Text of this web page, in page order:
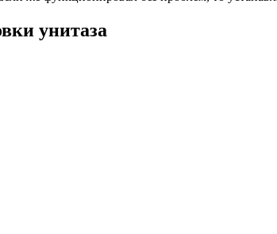
унитаза